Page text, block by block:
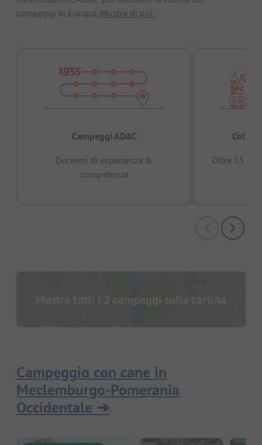
campeggi in Europa. Mostra di più.
Campeggi ADAC
Decenni di esperienza &
competenza
Oltre 15
Mostra tutti i 2 campeggi sulla cartina
Campeggio con cane in
Meclemburgo-Pomerania
Occidentale ➔